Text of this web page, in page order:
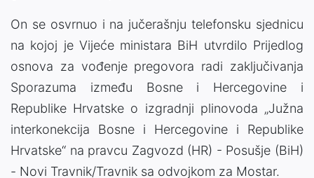
On se osvrnuo i na jučerašnju telefonsku sjednicu
na kojoj je Vijeće ministara BiH utvrdilo Prijedlog
osnova za vođenje pregovora radi zaključivanja
Sporazuma između Bosne i Hercegovine i
Republike Hrvatske o izgradnji plinovoda „Južna
interkonekcija Bosne i Hercegovine i Republike
Hrvatske“ na pravcu Zagvozd (HR) - Posušje (BiH)
- Novi Travnik/Travnik sa odvojkom za Mostar.